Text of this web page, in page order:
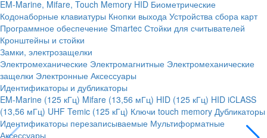
EM-Marine, Mifare, Touch Memory HID Биометрические
Кодонаборные клавиатуры Кнопки выхода Устройства сбора карт
Программное обеспечение Smartec Стойки для считывателей
Кронштейны и стойки
Замки, электрозащелки
Электромеханические Электромагнитные Электромеханические
защелки Электронные Аксессуары
Идентификаторы и дубликаторы
EM-Marine (125 кГц) Mifare (13,56 мГц) HID (125 кГц) HID iCLASS
(13,56 мГц) UHF Temic (125 кГц) Ключи touch memory Дубликаторы
Идентификаторы перезаписываемые Мультиформатные
Аксессуары